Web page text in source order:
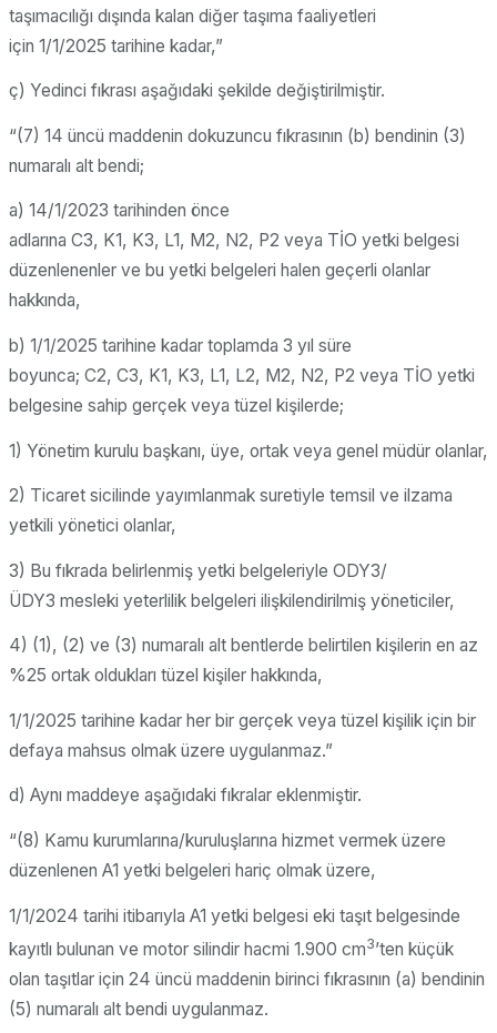
taşımacılığı dışında kalan diğer taşıma faaliyetleri
için 1/1/2025 tarihine kadar,”
ç) Yedinci fıkrası aşağıdaki şekilde değiştirilmiştir.
“(7) 14 üncü maddenin dokuzuncu fıkrasının (b) bendinin (3)
numaralı alt bendi;
a) 14/1/2023 tarihinden önce
adlarına C3, K1, K3, L1, M2, N2, P2 veya TİO yetki belgesi
düzenlenenler ve bu yetki belgeleri halen geçerli olanlar
hakkında,
b) 1/1/2025 tarihine kadar toplamda 3 yıl süre
boyunca; C2, C3, K1, K3, L1, L2, M2, N2, P2 veya TİO yetki
belgesine sahip gerçek veya tüzel kişilerde;
1) Yönetim kurulu başkanı, üye, ortak veya genel müdür olanlar,
2) Ticaret sicilinde yayımlanmak suretiyle temsil ve ilzama
yetkili yönetici olanlar,
3) Bu fıkrada belirlenmiş yetki belgeleriyle ODY3/
ÜDY3 mesleki yeterlilik belgeleri ilişkilendirilmiş yöneticiler,
4) (1), (2) ve (3) numaralı alt bentlerde belirtilen kişilerin en az
%25 ortak oldukları tüzel kişiler hakkında,
1/1/2025 tarihine kadar her bir gerçek veya tüzel kişilik için bir
defaya mahsus olmak üzere uygulanmaz.”
d) Aynı maddeye aşağıdaki fıkralar eklenmiştir.
“(8) Kamu kurumlarına/kuruluşlarına hizmet vermek üzere
düzenlenen A1 yetki belgeleri hariç olmak üzere,
1/1/2024 tarihi itibarıyla A1 yetki belgesi eki taşıt belgesinde
kayıtlı bulunan ve motor silindir hacmi 1.900 cm3’ten küçük
olan taşıtlar için 24 üncü maddenin birinci fıkrasının (a) bendinin
(5) numaralı alt bendi uygulanmaz.